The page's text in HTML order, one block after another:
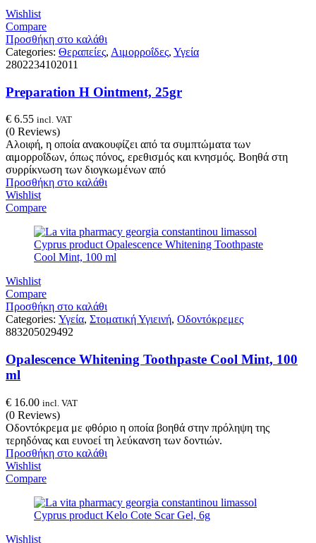
Wishlist
Compare
Προσθήκη στο καλάθι
Categories: Θεραπείες, Αιμορροΐδες, Υγεία
2802234102011
Preparation H Ointment, 25gr
€ 6.55 incl. VAT
(0 Reviews)
Αλοιφή, η οποία ανακουφίζει από τα συμπτώματα των
αιμορροΐδων, όπως πόνος, ερεθισμός και κνησμός. Βοηθά στη
συρρίκνωση των διογκωμένων από
Προσθήκη στο καλάθι
Wishlist
Compare
Wishlist
Compare
Προσθήκη στο καλάθι
Categories: Υγεία, Στοματική Υγιεινή, Οδοντόκρεμες
883205029492
Opalescence Whitening Toothpaste Cool Mint, 100
ml
€ 16.00 incl. VAT
(0 Reviews)
Οδοντόκρεμα με φθόριο η οποία βοηθά στην πρόληψη της
τερηδόνας και ευνοεί τη λεύκανση των δοντιών.
Προσθήκη στο καλάθι
Wishlist
Compare
Wishlist